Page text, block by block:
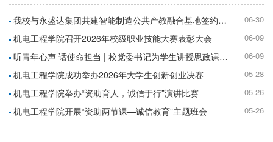
我校与永盛达集团共建智能制造公共产教融合基地签约仪式成功举行 06-30
机电工程学院召开2026年校级职业技能大赛表彰大会 06-09
听青年心声 话使命担当 | 校党委书记为学生讲授思政课并座谈交流 06-09
机电工程学院成功举办2026年大学生创新创业决赛 05-28
机电工程学院举办“资助育人，诚信于行”演讲比赛 05-26
机电工程学院开展“资助两节课—诚信教育”主题班会 05-26